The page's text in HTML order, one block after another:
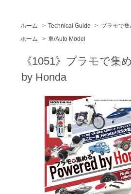
ホーム > Technical Guide > プラモで
ホーム
> 車/Auto Model
《1051》プラモで集
by Honda